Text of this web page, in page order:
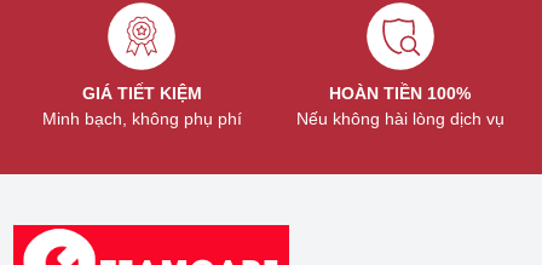
GIÁ TIẾT KIỆM
Minh bạch, không phụ phí
HOÀN TIỀN 100%
Nếu không hài lòng dịch vụ